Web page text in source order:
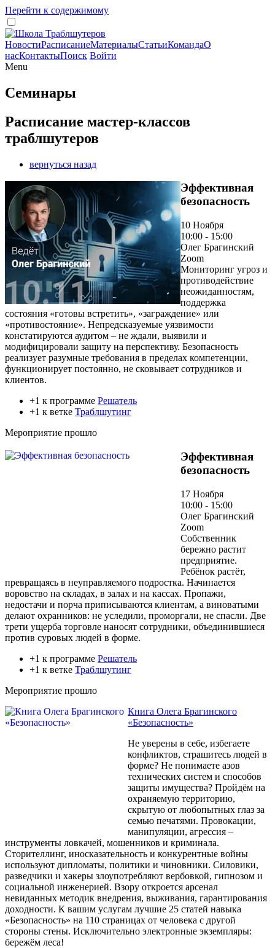
Перейти к содержимому
НовостиРасписаниеМатериалыСтатьиКомандаО
насКонтактыПоиск Войти
Menu
Семинары
Расписание мастер-классов
траблшутеров
вернуться назад
Эффективная
безопасность
10 Ноября
10:00 - 15:00
Олег Брагинский
Zoom
Мониторинг угроз и
противодействие
неожиданностям,
поддержка
состояния «готовы встретить», «заграждение» или
«противостояние». Непредсказуемые уязвимости
констатируются аудитом – не ждали, выявили и
модифицировали защиту на перспективу. Безопасность
реализует разумные требования в пределах компетенции,
функционирует постоянно, не сковывает сотрудников и
клиентов.
+1 к программе Решатель
+1 к ветке Траблшутинг
Мероприятие прошло
Эффективная
безопасность
17 Ноября
10:00 - 15:00
Олег Брагинский
Zoom
Собственник
бережно растит
предприятие.
Ребёнок растёт,
превращаясь в неуправляемого подростка. Начинается
воровство на складах, в залах и на кассах. Пропажи,
недостачи и порча приписываются клиентам, а виноватыми
делают охранников: не уследили, проморгали, не спасли. Две
трети ущерба торговле наносят сотрудники, объединившиеся
против суровых людей в форме.
+1 к программе Решатель
+1 к ветке Траблшутинг
Мероприятие прошло
Книга Олега Брагинского
«Безопасность»
Не уверены в себе, избегаете
конфликтов, страшитесь людей в
форме? Не понимаете азов
технических систем и способов
защиты имущества? Пройдём на
охраняемую территорию,
скрытую от любопытных глаз за
семью печатями. Провокации,
манипуляции, агрессия –
инструменты ловкачей, мошенников и криминала.
Сторителлинг, иносказательность и конкурентные войны
используют дипломаты, политики и чиновники. Силовики,
разведчики и хакеры злоупотребляют вербовкой, гипнозом и
социальной инженерией. Взору откроется арсенал
невиданных методик внедрения, выживания, гарантирования
доходности. К вашим услугам лучшие 25 статей навыка
«Безопасность» на 110 страницах от человека с другой
стороны стены. Исключительно электронные экземпляры:
бережём леса!